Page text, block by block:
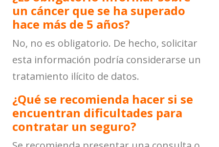
un cáncer que se ha superado
hace más de 5 años?
No, no es obligatorio. De hecho, solicitar
esta información podría considerarse un
tratamiento ilícito de datos.
¿Qué se recomienda hacer si se
encuentran dificultades para
contratar un seguro?